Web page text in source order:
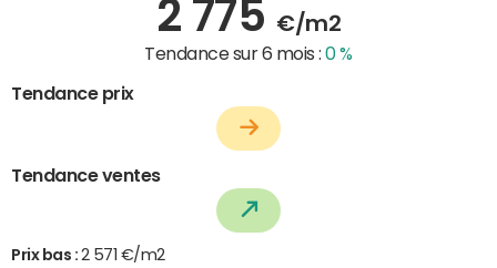
2 775 €/m2
Tendance sur 6 mois :0 %
Tendance prix
Tendance ventes
Prix bas : 2 571 €/m2